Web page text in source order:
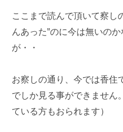
ここまで読んで頂いて察し
んあった”のに今は無いの
が・・
お察しの通り、今では香住
でしか見る事ができません
ている方もおられます）